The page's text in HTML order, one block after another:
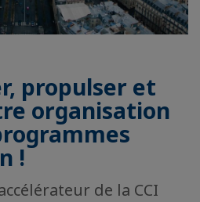
propulser et
organisation
!
de la CCI